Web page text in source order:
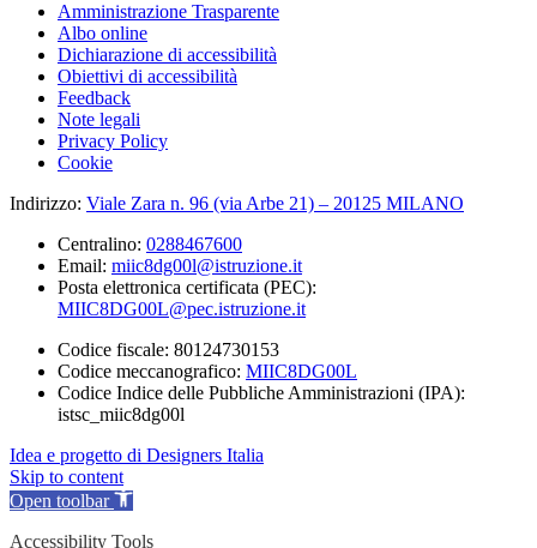
Amministrazione Trasparente
Albo online
Dichiarazione di accessibilità
Obiettivi di accessibilità
Feedback
Note legali
Privacy Policy
Cookie
Indirizzo: Viale Zara n. 96 (via Arbe 21) – 20125 MILANO
Centralino: 0288467600
Email: miic8dg00l@istruzione.it
Posta elettronica certificata (PEC):
MIIC8DG00L@pec.istruzione.it
Codice fiscale: 80124730153
Codice meccanografico: MIIC8DG00L
Codice Indice delle Pubbliche Amministrazioni (IPA):
istsc_miic8dg00l
Idea e progetto di Designers Italia
Skip to content
Open toolbar
Accessibility Tools